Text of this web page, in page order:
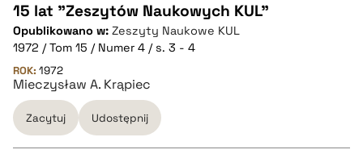
CZYSTY TEKST
pobierz cytat
BIBTEX
15 lat "Zeszytów Naukowych KUL"
Opublikowano w: Zeszyty Naukowe KUL
1972 / Tom 15 / Numer 4 / s. 3 - 4
ROK: 1972
Mieczysław A. Krąpiec
Zacytuj Udostępnij